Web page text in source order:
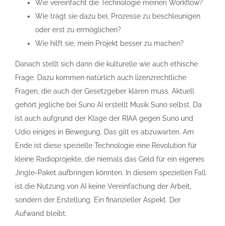
Wie vereinfacht die Technologie meinen Workflow?
Wie trägt sie dazu bei, Prozesse zu beschleunigen
oder erst zu ermöglichen?
Wie hilft sie, mein Projekt besser zu machen?
Danach stellt sich dann die kulturelle wie auch ethische
Frage. Dazu kommen natürlich auch lizenzrechtliche
Fragen, die auch der Gesetzgeber klären muss. Aktuell
gehört jegliche bei Suno AI erstellt Musik Suno selbst. Da
ist auch aufgrund der Klage der RIAA gegen Suno und
Udio einiges in Bewegung. Das gilt es abzuwarten. Am
Ende ist diese spezielle Technologie eine Revolution für
kleine Radioprojekte, die niemals das Geld für ein eigenes
Jingle-Paket aufbringen könnten. In diesem speziellen Fall
ist die Nutzung von AI keine Vereinfachung der Arbeit,
sondern der Erstellung. Ein finanzieller Aspekt. Der
Aufwand bleibt.